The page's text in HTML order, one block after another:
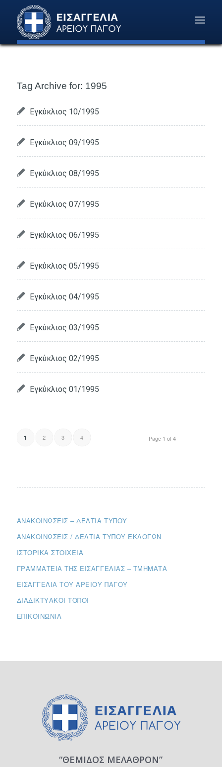
Tag Archive for: 1995
Εγκύκλιος 10/1995
Εγκύκλιος 09/1995
Εγκύκλιος 08/1995
Εγκύκλιος 07/1995
Εγκύκλιος 06/1995
Εγκύκλιος 05/1995
Εγκύκλιος 04/1995
Εγκύκλιος 03/1995
Εγκύκλιος 02/1995
Εγκύκλιος 01/1995
Page 1 of 4
1 2 3 4
ΑΝΑΚΟΙΝΏΣΕΙΣ – ΔΕΛΤΊΑ ΤΎΠΟΥ
ΑΝΑΚΟΙΝΏΣΕΙΣ / ΔΕΛΤΊΑ ΤΎΠΟΥ ΕΚΛΟΓΏΝ
ΙΣΤΟΡΙΚΆ ΣΤΟΙΧΕΊΑ
ΓΡΑΜΜΑΤΕΊΑ ΤΗΣ ΕΙΣΑΓΓΕΛΊΑΣ – ΤΜΉΜΑΤΑ
ΕΙΣΑΓΓΕΛΊΑ ΤΟΥ ΑΡΕΊΟΥ ΠΆΓΟΥ
ΔΙΑΔΙΚΤΥΑΚΟΊ ΤΌΠΟΙ
ΕΠΙΚΟΙΝΩΝΊΑ
“ΘΕΜΙΔΟΣ ΜΕΛΑΘΡΟΝ”